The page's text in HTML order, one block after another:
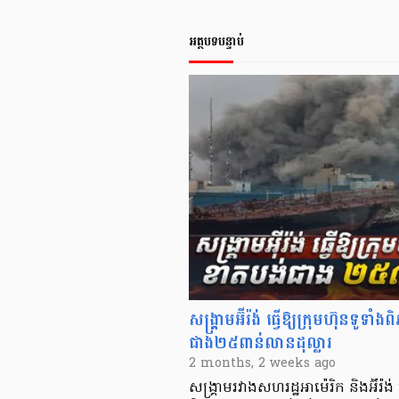
អត្ថបទបន្ទាប់
សង្គ្រាមអ៊ីរ៉ង់ ធ្វើឱ្យក្រុមហ៊ុនទូទ
ជាង២៥ពាន់លានដុល្លារ
2 months, 2 weeks ago
សង្គ្រាមរវាងសហរដ្ឋអាម៉េរិក និងអ៊ីរ៉